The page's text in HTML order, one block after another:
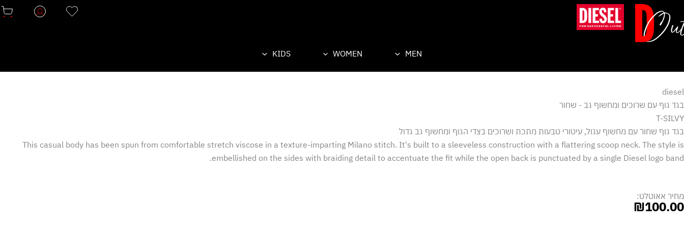
לתוכן
MEN
WOMEN
KIDS
diesel
בגד גוף עם שרוכים ומחשוף גב - שחור
T-SILVY
בגד גוף שחור עם מחשוף עגול, עיטורי טבעות מתכת ושרוכים בצדי הגוף ומחשוף גב גדול
This casual body has been spun from comfortable stretch viscose in a texture-imparting Milano stitch. It's built to a sleeveless construction with a flattering scoop neck. The style is
embellished on the sides with braiding detail to accentuate the fit while the open back is punctuated by a single Diesel logo band.
מחיר אאוטלט:
₪100.00